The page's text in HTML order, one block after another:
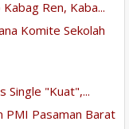
Ren, Kaba...
Komite Sekolah
Single "Kuat",...
PMI Pasaman Barat